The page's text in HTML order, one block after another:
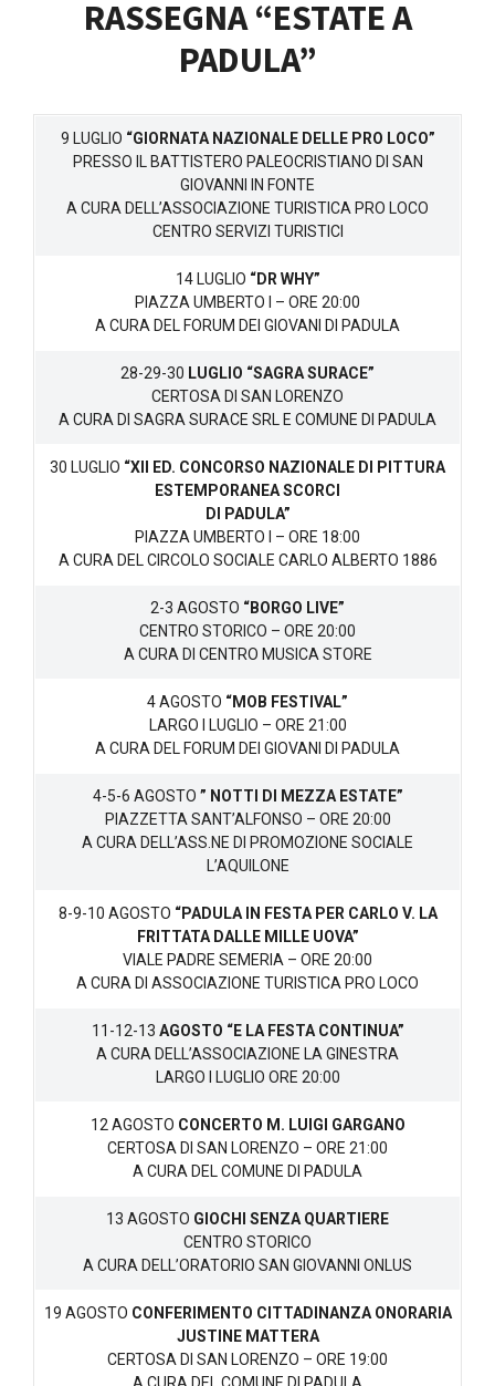
RASSEGNA “ESTATE A
PADULA”
9 LUGLIO “GIORNATA NAZIONALE DELLE PRO LOCO”
PRESSO IL BATTISTERO PALEOCRISTIANO DI SAN
GIOVANNI IN FONTE
A CURA DELL’ASSOCIAZIONE TURISTICA PRO LOCO
CENTRO SERVIZI TURISTICI
14 LUGLIO “DR WHY”
PIAZZA UMBERTO I – ORE 20:00
A CURA DEL FORUM DEI GIOVANI DI PADULA
28-29-30 LUGLIO “SAGRA SURACE”
CERTOSA DI SAN LORENZO
A CURA DI SAGRA SURACE SRL E COMUNE DI PADULA
30 LUGLIO “XII ED. CONCORSO NAZIONALE DI PITTURA
ESTEMPORANEA SCORCI
DI PADULA”
PIAZZA UMBERTO I – ORE 18:00
A CURA DEL CIRCOLO SOCIALE CARLO ALBERTO 1886
2-3 AGOSTO “BORGO LIVE”
CENTRO STORICO – ORE 20:00
A CURA DI CENTRO MUSICA STORE
4 AGOSTO “MOB FESTIVAL”
LARGO I LUGLIO – ORE 21:00
A CURA DEL FORUM DEI GIOVANI DI PADULA
4-5-6 AGOSTO ” NOTTI DI MEZZA ESTATE”
PIAZZETTA SANT’ALFONSO – ORE 20:00
A CURA DELL’ASS.NE DI PROMOZIONE SOCIALE
L’AQUILONE
8-9-10 AGOSTO “PADULA IN FESTA PER CARLO V. LA
FRITTATA DALLE MILLE UOVA”
VIALE PADRE SEMERIA – ORE 20:00
A CURA DI ASSOCIAZIONE TURISTICA PRO LOCO
11-12-13 AGOSTO “E LA FESTA CONTINUA”
A CURA DELL’ASSOCIAZIONE LA GINESTRA
LARGO I LUGLIO ORE 20:00
12 AGOSTO CONCERTO M. LUIGI GARGANO
CERTOSA DI SAN LORENZO – ORE 21:00
A CURA DEL COMUNE DI PADULA
13 AGOSTO GIOCHI SENZA QUARTIERE
CENTRO STORICO
A CURA DELL’ORATORIO SAN GIOVANNI ONLUS
19 AGOSTO CONFERIMENTO CITTADINANZA ONORARIA
JUSTINE MATTERA
CERTOSA DI SAN LORENZO – ORE 19:00